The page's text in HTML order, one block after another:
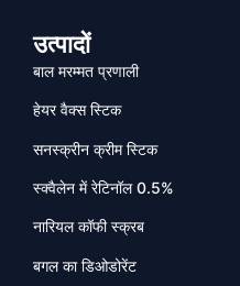
उत्पादों
बाल मरम्मत प्रणाली
हेयर वैक्स स्टिक
सनस्क्रीन क्रीम स्टिक
स्क्वैलेन में रेटिनॉल 0.5%
नारियल कॉफी स्क्रब
बगल का डिओडोरेंट